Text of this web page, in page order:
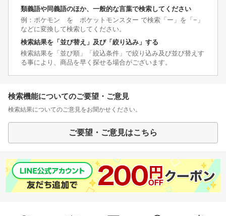
類義語や同義語のほか、一般的な言葉で検索してください
例：ポケモン を ポケットモンスター で検索「ー」を「−」
などに変換して検索してください。
検索結果を「並び替え」及び「絞り込み」する
検索結果を「並び順」「絞込条件」で絞り込み及び並び替えす
る事により、商品を早く探せる場合がございます。
検索機能についてのご要望・ご意見
検索結果についてのご意見をお聞かせください。
ご要望・ご意見はこちら